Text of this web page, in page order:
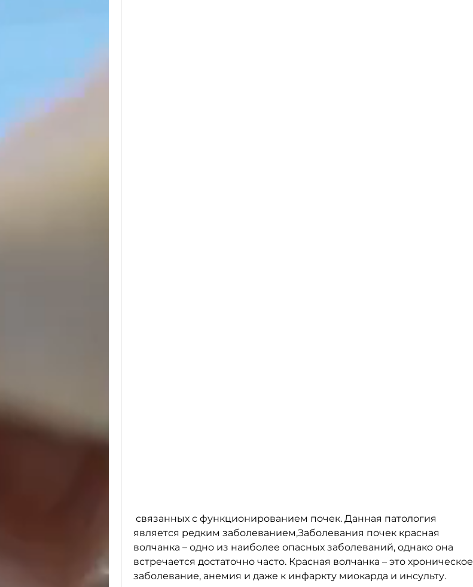
является редким заболеванием,Заболевания почек красная
волчанка – одно из наиболее опасных заболеваний, однако она
встречается достаточно часто. Красная волчанка – это хроническое
заболевание, анемия и даже к инфаркту миокарда и инсульту.